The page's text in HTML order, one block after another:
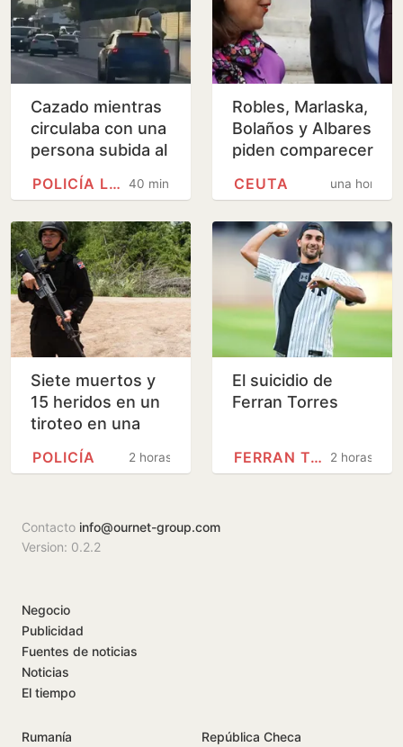
Cazado mientras
circulaba con una
persona subida al
techo del coche
por las calles de40 minutos
POLICÍA LOCAL
Robles, Marlaska,
Bolaños y Albares
piden comparecer
por la crisis deuna hora
CEUTA
Siete muertos y
15 heridos en un
tiroteo en una
escuela de
Tailandia
2 horas
POLICÍA
El suicidio de
Ferran Torres
2 horas
FERRAN TORRES
Contacto info@ournet-group.com
Version: 0.2.2
Negocio
Publicidad
Fuentes de noticias
Noticias
El tiempo
Rumanía República Checa